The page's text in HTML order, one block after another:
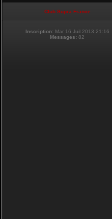
Club Supra France
Inscription: Mar 16 Juil 2013 21:16
Messages: 82